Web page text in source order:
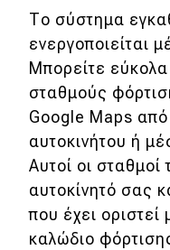
Το σύστημα
ενεργοποιείται
Μπορείτε
σταθμούς
Google Maps από
αυτοκινήτου ή
Αυτοί οι σταθμοί
αυτοκίνητό σας
που έχει οριστεί
καλώδιο